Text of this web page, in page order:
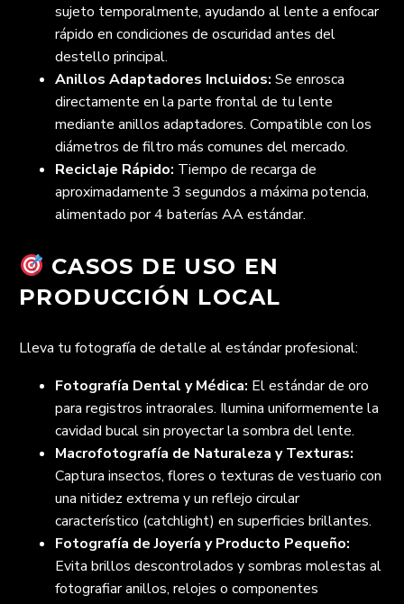
sujeto temporalmente, ayudando al lente a enfocar
rápido en condiciones de oscuridad antes del
destello principal.
Anillos Adaptadores Incluidos: Se enrosca
directamente en la parte frontal de tu lente
mediante anillos adaptadores. Compatible con los
diámetros de filtro más comunes del mercado.
Reciclaje Rápido: Tiempo de recarga de
aproximadamente 3 segundos a máxima potencia,
alimentado por 4 baterías AA estándar.
CASOS DE USO EN
PRODUCCIÓN LOCAL
Lleva tu fotografía de detalle al estándar profesional:
Fotografía Dental y Médica: El estándar de oro
para registros intraorales. Ilumina uniformemente la
cavidad bucal sin proyectar la sombra del lente.
Macrofotografía de Naturaleza y Texturas:
Captura insectos, flores o texturas de vestuario con
una nitidez extrema y un reflejo circular
característico (catchlight) en superficies brillantes.
Fotografía de Joyería y Producto Pequeño:
Evita brillos descontrolados y sombras molestas al
fotografiar anillos, relojes o componentes